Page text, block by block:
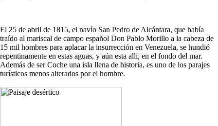
El 25 de abril de 1815, el navío San Pedro de Alcántara, que había
traído al mariscal de campo español Don Pablo Morillo a la cabeza de
15 mil hombres para aplacar la insurrección en Venezuela, se hundió
repentinamente en estas aguas, y aún esta allí, en el fondo del mar.
Además de ser Coche una isla llena de historia, es uno de los parajes
turísticos menos alterados por el hombre.